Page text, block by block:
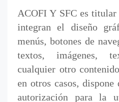
ACOFI Y SFC es titular
integran el diseño
menús, botones de
textos, imágenes,
cualquier otro
en otros casos, dispone
autorización para la